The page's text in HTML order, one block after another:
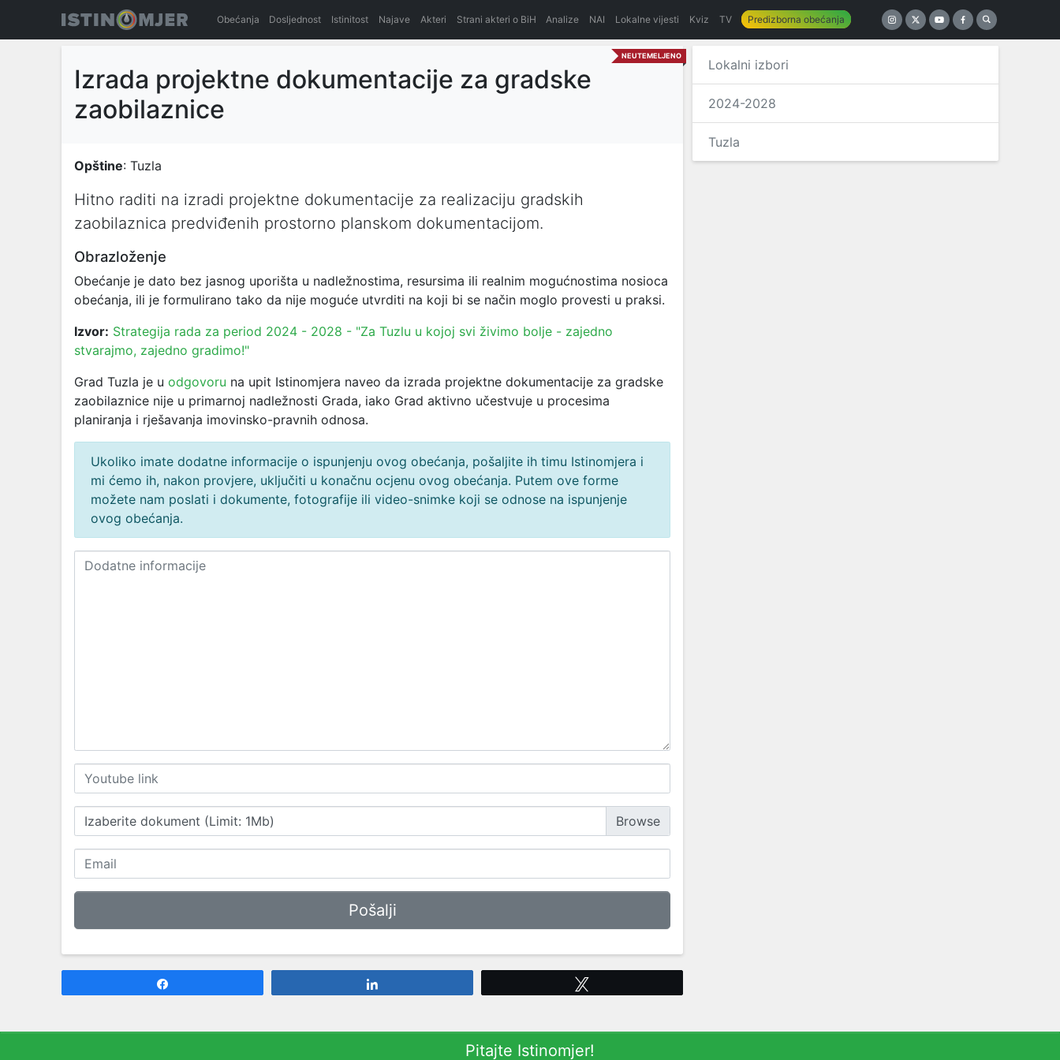
Obećanja Dosljednost Istinitost Najave Akteri Strani akteri o BiH Analize NAI Lokalne vijesti Kviz TV Predizborna obećanja
NEUTEMELJENO
Izrada projektne dokumentacije za gradske
zaobilaznice
Opštine: Tuzla
Hitno raditi na izradi projektne dokumentacije za realizaciju gradskih
zaobilaznica predviđenih prostorno planskom dokumentacijom.
Obrazloženje
Obećanje je dato bez jasnog uporišta u nadležnostima, resursima ili realnim mogućnostima nosioca
obećanja, ili je formulirano tako da nije moguće utvrditi na koji bi se način moglo provesti u praksi.
Izvor: Strategija rada za period 2024 - 2028 - "Za Tuzlu u kojoj svi živimo bolje - zajedno
stvarajmo, zajedno gradimo!"
Grad Tuzla je u odgovoru na upit Istinomjera naveo da izrada projektne dokumentacije za gradske
zaobilaznice nije u primarnoj nadležnosti Grada, iako Grad aktivno učestvuje u procesima
planiranja i rješavanja imovinsko-pravnih odnosa.
Ukoliko imate dodatne informacije o ispunjenju ovog obećanja, pošaljite ih timu Istinomjera i
mi ćemo ih, nakon provjere, uključiti u konačnu ocjenu ovog obećanja. Putem ove forme
možete nam poslati i dokumente, fotografije ili video-snimke koji se odnose na ispunjenje
ovog obećanja.
Izaberite dokument (Limit: 1Mb)
Lokalni izbori
2024-2028
Tuzla
Pitajte Istinomjer!